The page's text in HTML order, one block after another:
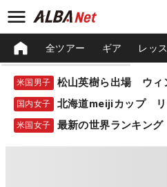
全ツアー ギア レッ
米国男子
国内女子 北海道meijiカップ リ
米国女子 最新の世界ランキング